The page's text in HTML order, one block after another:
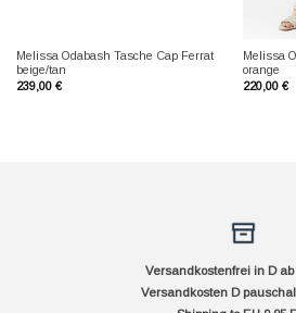
Melissa Odabash Tasche Cap Ferrat
beige/tan
239,00 €
Melissa
orange
220,00 €
Versandkostenfrei in D ab
Versandkosten D